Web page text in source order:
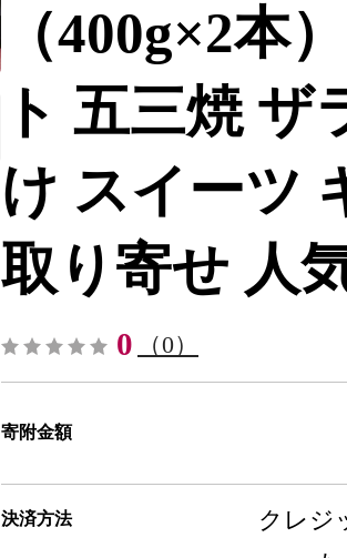
（400g×2本
ト 五三焼
け スイーツ
取り寄せ 人
0 （0）
寄附金額
決済方法
クレジ